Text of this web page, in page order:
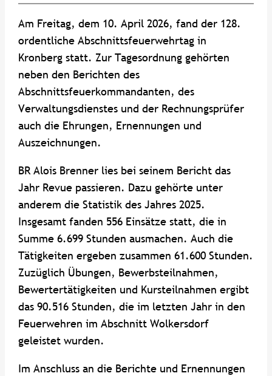
Am Freitag, dem 10. April 2026, fand der 128.
ordentliche Abschnittsfeuerwehrtag in
Kronberg statt. Zur Tagesordnung gehörten
neben den Berichten des
Abschnittsfeuerkommandanten, des
Verwaltungsdienstes und der Rechnungsprüfer
auch die Ehrungen, Ernennungen und
Auszeichnungen.
BR Alois Brenner lies bei seinem Bericht das
Jahr Revue passieren. Dazu gehörte unter
anderem die Statistik des Jahres 2025.
Insgesamt fanden 556 Einsätze statt, die in
Summe 6.699 Stunden ausmachen. Auch die
Tätigkeiten ergeben zusammen 61.600 Stunden.
Zuzüglich Übungen, Bewerbsteilnahmen,
Bewertertätigkeiten und Kursteilnahmen ergibt
das 90.516 Stunden, die im letzten Jahr in den
Feuerwehren im Abschnitt Wolkersdorf
geleistet wurden.
Im Anschluss an die Berichte und Ernennungen